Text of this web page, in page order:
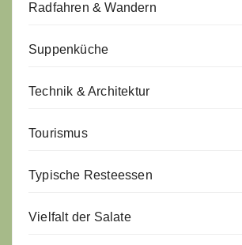
Radfahren & Wandern
Suppenküche
Technik & Architektur
Tourismus
Typische Resteessen
Vielfalt der Salate